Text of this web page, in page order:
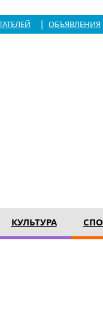
| ОБЪЯВЛЕНИЯ
КУЛЬТУРА